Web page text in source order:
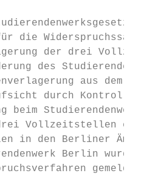
die
der drei
des
aus dem
durch Kontrolle
beim
Vollzeitstellen
in den Berliner
Berlin